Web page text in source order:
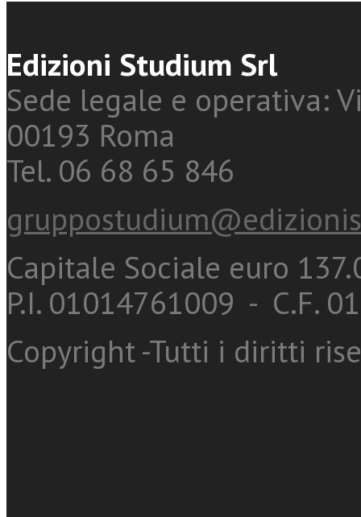
Edizioni Studium Srl
Sede legale e operativa:
00193 Roma
Tel. 06 68 65 846
Capitale Sociale euro
P.I. 01014761009 - C.F.
Copyright -Tutti i diritti